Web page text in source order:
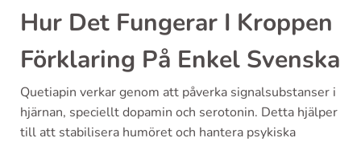
Hur Det Fungerar I Kroppen
Förklaring På Enkel Svenska
Quetiapin verkar genom att påverka signalsubstanser i
hjärnan, speciellt dopamin och serotonin. Detta hjälper
till att stabilisera humöret och hantera psykiska